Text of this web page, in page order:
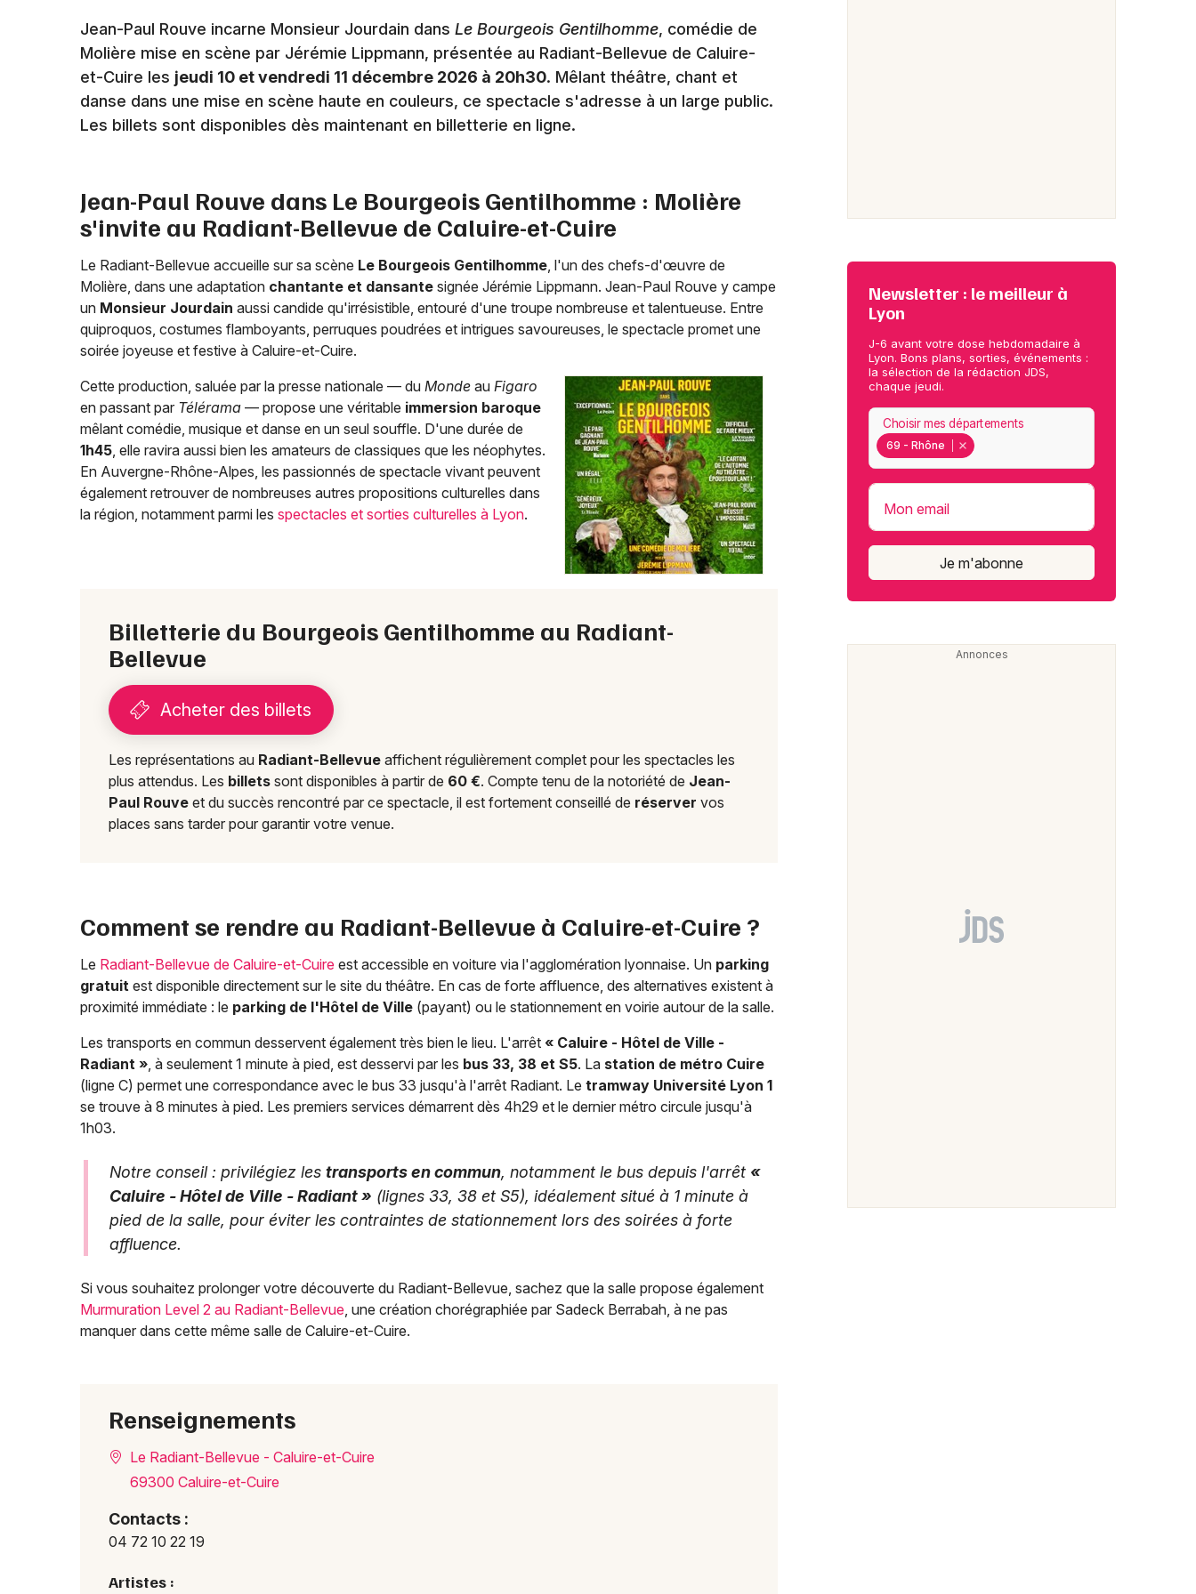
Newsletter des sorties
Artistes en tournée
Magazine à Lyon
69 - Rhône
Choisir mes départements
Mon email
Je m'abonne
Jean-Paul Rouve incarne Monsieur Jourdain dans Le Bourgeois Gentilhomme, comédie de
Molière mise en scène par Jérémie Lippmann, présentée au Radiant-Bellevue de Caluire-
et-Cuire les jeudi 10 et vendredi 11 décembre 2026 à 20h30. Mêlant théâtre, chant et
danse dans une mise en scène haute en couleurs, ce spectacle s'adresse à un large public.
Les billets sont disponibles dès maintenant en billetterie en ligne.
Jean-Paul Rouve dans Le Bourgeois Gentilhomme : Molière
s'invite au Radiant-Bellevue de Caluire-et-Cuire
Le Radiant-Bellevue accueille sur sa scène Le Bourgeois Gentilhomme, l'un des chefs-d'œuvre de
Molière, dans une adaptation chantante et dansante signée Jérémie Lippmann. Jean-Paul Rouve y campe
un Monsieur Jourdain aussi candide qu'irrésistible, entouré d'une troupe nombreuse et talentueuse. Entre
quiproquos, costumes flamboyants, perruques poudrées et intrigues savoureuses, le spectacle promet une
soirée joyeuse et festive à Caluire-et-Cuire.
Cette production, saluée par la presse nationale — du Monde au Figaro
en passant par Télérama — propose une véritable immersion baroque
mêlant comédie, musique et danse en un seul souffle. D'une durée de
1h45, elle ravira aussi bien les amateurs de classiques que les néophytes.
En Auvergne-Rhône-Alpes, les passionnés de spectacle vivant peuvent
également retrouver de nombreuses autres propositions culturelles dans
la région, notamment parmi les spectacles et sorties culturelles à Lyon.
Billetterie du Bourgeois Gentilhomme au Radiant-
Bellevue
Acheter des billets
Les représentations au Radiant-Bellevue affichent régulièrement complet pour les spectacles les
plus attendus. Les billets sont disponibles à partir de 60 €. Compte tenu de la notoriété de Jean-
Paul Rouve et du succès rencontré par ce spectacle, il est fortement conseillé de réserver vos
places sans tarder pour garantir votre venue.
Comment se rendre au Radiant-Bellevue à Caluire-et-Cuire ?
Le Radiant-Bellevue de Caluire-et-Cuire est accessible en voiture via l'agglomération lyonnaise. Un parking
gratuit est disponible directement sur le site du théâtre. En cas de forte affluence, des alternatives existent à
proximité immédiate : le parking de l'Hôtel de Ville (payant) ou le stationnement en voirie autour de la salle.
Les transports en commun desservent également très bien le lieu. L'arrêt « Caluire - Hôtel de Ville -
Radiant », à seulement 1 minute à pied, est desservi par les bus 33, 38 et S5. La station de métro Cuire
(ligne C) permet une correspondance avec le bus 33 jusqu'à l'arrêt Radiant. Le tramway Université Lyon 1
se trouve à 8 minutes à pied. Les premiers services démarrent dès 4h29 et le dernier métro circule jusqu'à
1h03.
Notre conseil : privilégiez les transports en commun, notamment le bus depuis l'arrêt «
Caluire - Hôtel de Ville - Radiant » (lignes 33, 38 et S5), idéalement situé à 1 minute à
pied de la salle, pour éviter les contraintes de stationnement lors des soirées à forte
affluence.
Si vous souhaitez prolonger votre découverte du Radiant-Bellevue, sachez que la salle propose également
Murmuration Level 2 au Radiant-Bellevue, une création chorégraphiée par Sadeck Berrabah, à ne pas
manquer dans cette même salle de Caluire-et-Cuire.
Renseignements
Le Radiant-Bellevue - Caluire-et-Cuire
69300 Caluire-et-Cuire
Contacts :
04 72 10 22 19
Artistes :
Newsletter : le meilleur à
Lyon
J-6 avant votre dose hebdomadaire à
Lyon. Bons plans, sorties, événements :
la sélection de la rédaction JDS,
chaque jeudi.
69 - Rhône
Choisir mes départements
Mon email
Je m'abonne